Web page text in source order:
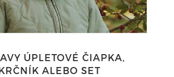
ÚPLETOVÉ ČIAPKA,
ALEBO SET